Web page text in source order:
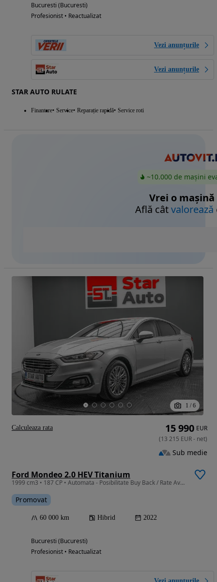
Bucuresti (Bucuresti)
Profesionist • Reactualizat
Vezi anunțurile
Vezi anunțurile
STAR AUTO RULATE
Finantare Service Reparație rapidă Service roti
~10.000 de mașini
Vrei o mașină
Află câtvalorează
1 / 6
Ford Mondeo 2.0 HEV Titanium
1999 cm3 • 187 CP • Automata - Posibilitate Buy Back / Rate Avans 0% / Garantie 36 Luni
Promovat
60 000 km Hibrid 2022
Bucuresti (Bucuresti)
Profesionist • Reactualizat
15 990 EUR
(13 215 EUR- net)
Sub medie
Calculeaza rata